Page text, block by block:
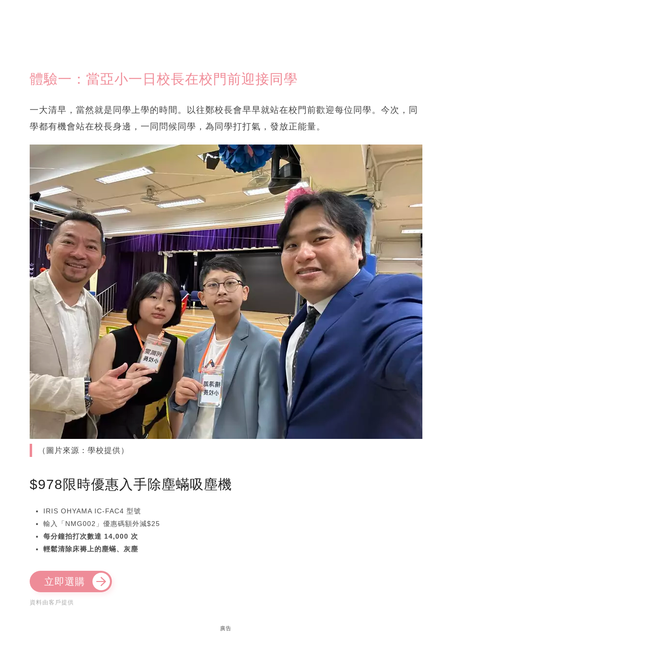
體驗一：當亞小一日校長在校門前迎接同學
一大清早，當然就是同學上學的時間。以往鄭校長會早早就站在校門前歡迎每位同學。今次，同
學都有機會站在校長身邊，一同問候同學，為同學打打氣，發放正能量。
（圖片來源：學校提供）
$978限時優惠入手除塵蟎吸塵機
IRIS OHYAMA IC-FAC4 型號
輸入「NMG002」優惠碼額外減$25
每分鐘拍打次數達 14,000 次
輕鬆清除床褥上的塵蟎、灰塵
立即選購
資料由客戶提供
廣告